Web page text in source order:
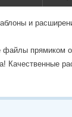
и
файлы прямиком
Качественные